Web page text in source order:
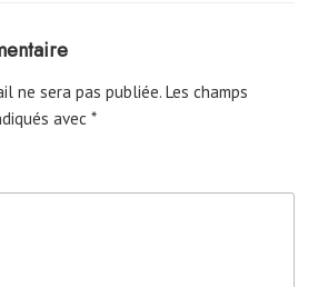
ne sera pas publiée. Les champs
avec *